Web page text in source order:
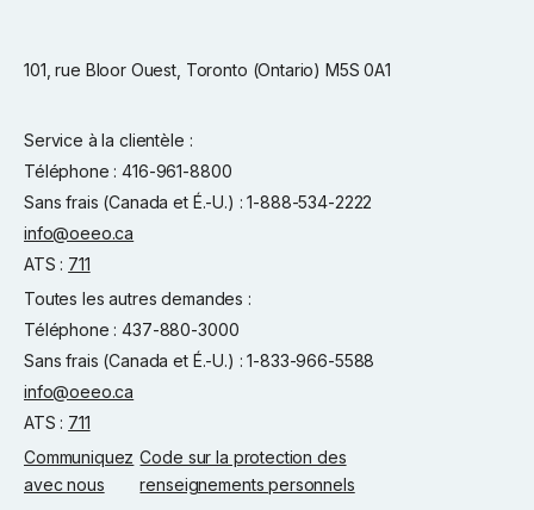
101, rue Bloor Ouest, Toronto (Ontario) M5S 0A1
Service à la clientèle :
Téléphone : 416-961-8800
Sans frais (Canada et É.-U.) : 1-888-534-2222
info@oeeo.ca
ATS : 711
Toutes les autres demandes :
Téléphone : 437-880-3000
Sans frais (Canada et É.-U.) : 1-833-966-5588
info@oeeo.ca
ATS : 711
Communiquez
avec nous
Code sur la protection des
renseignements personnels